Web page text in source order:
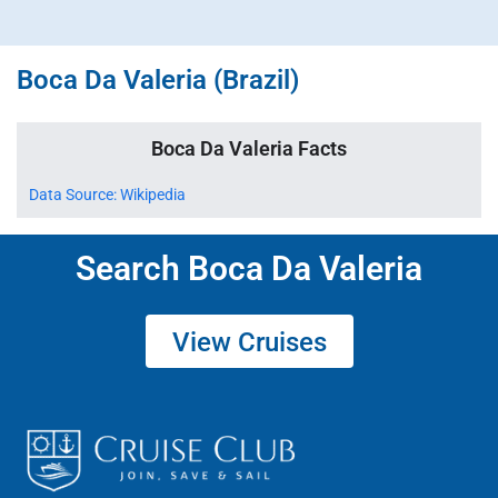
Boca Da Valeria (Brazil)
Boca Da Valeria Facts
Data Source: Wikipedia
Search Boca Da Valeria
View Cruises